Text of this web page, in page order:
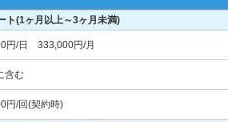
ト(1ヶ月以上～3ヶ月未満)
円/日 333,000円/月
含む
円/回(契約時)